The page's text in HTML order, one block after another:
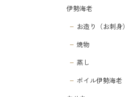
伊勢海老
お造り（お刺身）
焼物
蒸し
ボイル伊勢海老